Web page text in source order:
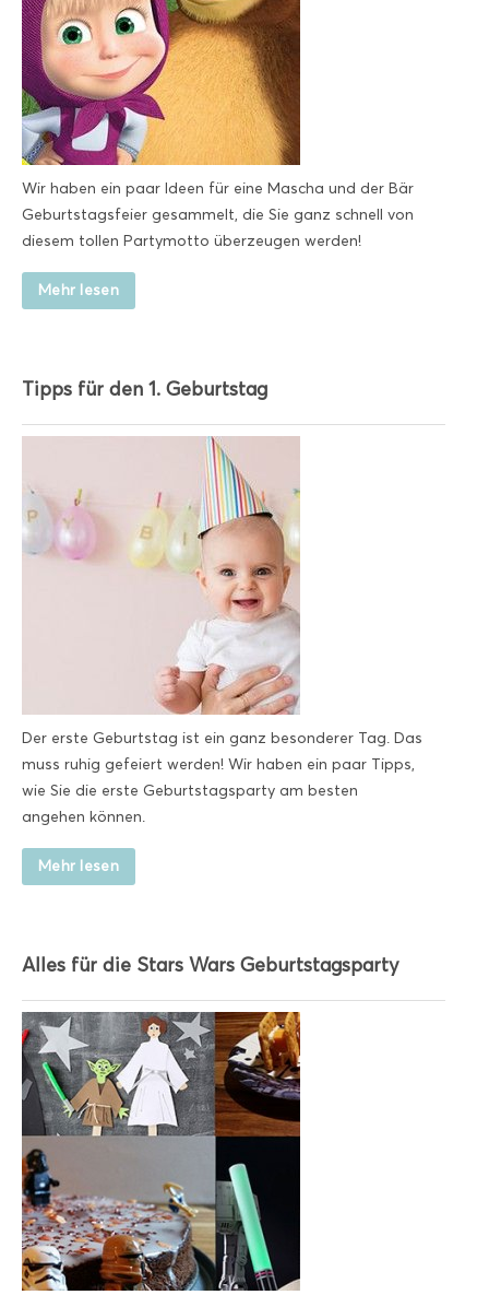
Wir haben ein paar Ideen für eine Mascha und der Bär
Geburtstagsfeier gesammelt, die Sie ganz schnell von
diesem tollen Partymotto überzeugen werden!
Mehr lesen
Tipps für den 1. Geburtstag
Der erste Geburtstag ist ein ganz besonderer Tag. Das
muss ruhig gefeiert werden! Wir haben ein paar Tipps,
wie Sie die erste Geburtstagsparty am besten
angehen können.
Mehr lesen
Alles für die Stars Wars Geburtstagsparty